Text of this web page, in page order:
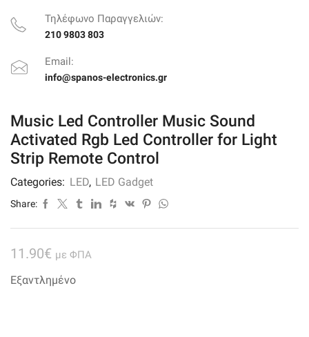
Τηλέφωνο Παραγγελιών:
210 9803 803
Email:
info@spanos-electronics.gr
Music Led Controller Music Sound
Activated Rgb Led Controller for Light
Strip Remote Control
Categories: LED, LED Gadget
Share:
11.90€ με ΦΠΑ
Εξαντλημένο